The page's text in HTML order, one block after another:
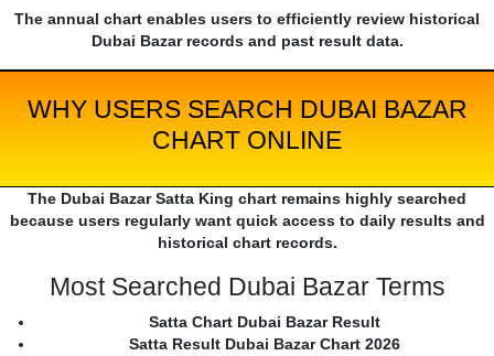
The annual chart enables users to efficiently review historical
Dubai Bazar records and past result data.
WHY USERS SEARCH DUBAI BAZAR
CHART ONLINE
The Dubai Bazar Satta King chart remains highly searched
because users regularly want quick access to daily results and
historical chart records.
Most Searched Dubai Bazar Terms
Satta Chart Dubai Bazar Result
Satta Result Dubai Bazar Chart 2026